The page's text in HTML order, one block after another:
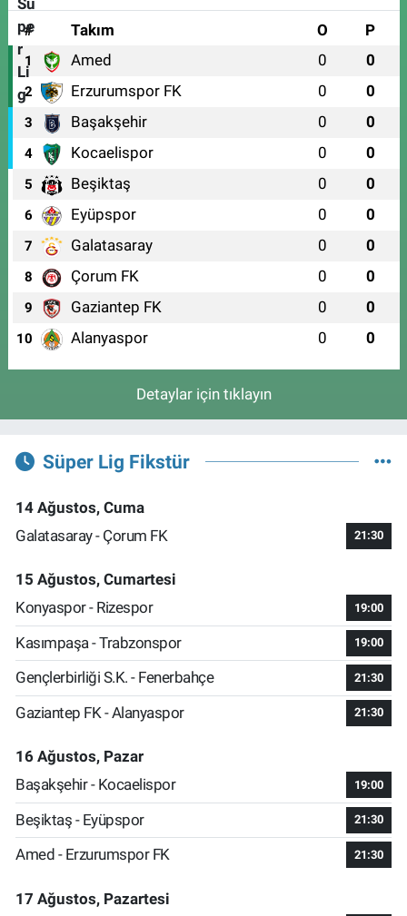
# Takım O P
1 Amed 0 0
2 Erzurumspor FK 0 0
3 Başakşehir 0 0
4 Kocaelispor 0 0
5 Beşiktaş 0 0
6 Eyüpspor 0 0
7 Galatasaray 0 0
8 Çorum FK 0 0
9 Gaziantep FK 0 0
10 Alanyaspor 0 0
Detaylar için tıklayın
Süper Lig Fikstür
14 Ağustos, Cuma
Galatasaray - Çorum FK
21:30
15 Ağustos, Cumartesi
Konyaspor - Rizespor
19:00
Kasımpaşa - Trabzonspor 19:00
Gençlerbirliği S.K. - Fenerbahçe 21:30
Gaziantep FK - Alanyaspor 21:30
16 Ağustos, Pazar
Başakşehir - Kocaelispor
19:00
Beşiktaş - Eyüpspor 21:30
Amed - Erzurumspor FK 21:30
17 Ağustos, Pazartesi